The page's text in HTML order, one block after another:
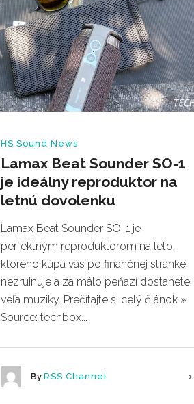
HS Sound News
Lamax Beat Sounder SO-1
je ideálny reproduktor na
letnú dovolenku
Lamax Beat Sounder SO-1 je
perfektným reproduktorom na leto,
ktorého kúpa vás po finančnej stránke
nezruinuje a za málo peňazí dostanete
veľa muziky. Prečítajte si celý článok »
Source: techbox...
By RSS Channel